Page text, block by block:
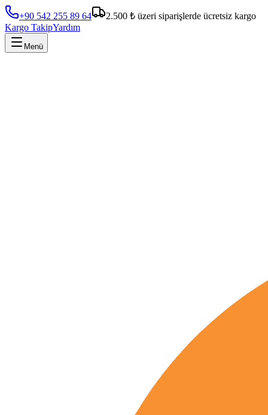
+90 542 255 89 64
2.500 ₺ üzeri siparişlerde ücretsiz kargo
Kargo TakipYardım
Menü